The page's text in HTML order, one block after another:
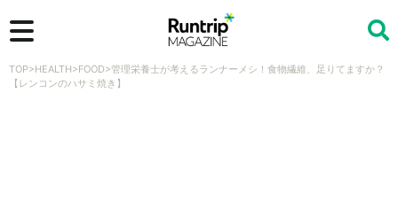
検索
TOP>HEALTH>FOOD>管理栄養士が考えるランナーメシ！食物繊維、足りてますか？
【レンコンのハサミ焼き】